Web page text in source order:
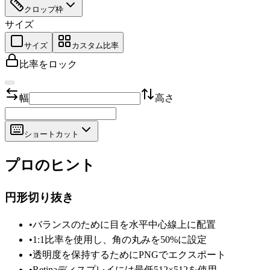
クロップ枠
サイズ
サイズ カスタム比率
比率をロック
幅 高さ
ショートカット
プロのヒント
円形切り抜き
•バランスのために目を水平中心線上に配置
•1:1比率を使用し、角の丸みを50%に設定
•透明度を保持するためにPNGでエクスポート